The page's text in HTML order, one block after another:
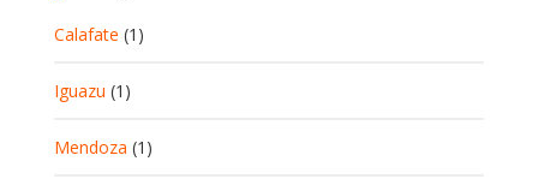
Calafate (1)
Iguazu (1)
Mendoza (1)